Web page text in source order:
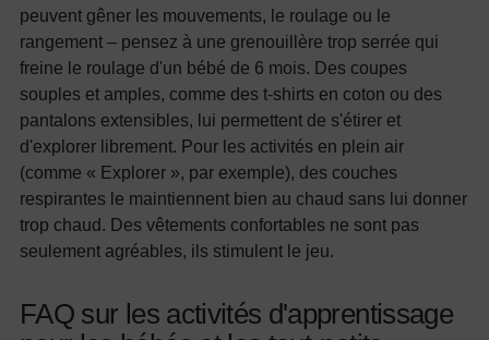
peuvent gêner les mouvements, le roulage ou le
rangement – ​​pensez à une grenouillère trop serrée qui
freine le roulage d'un bébé de 6 mois. Des coupes
souples et amples, comme des t-shirts en coton ou des
pantalons extensibles, lui permettent de s'étirer et
d'explorer librement. Pour les activités en plein air
(comme « Explorer », par exemple), des couches
respirantes le maintiennent bien au chaud sans lui donner
trop chaud. Des vêtements confortables ne sont pas
seulement agréables, ils stimulent le jeu.
FAQ sur les activités d'apprentissage